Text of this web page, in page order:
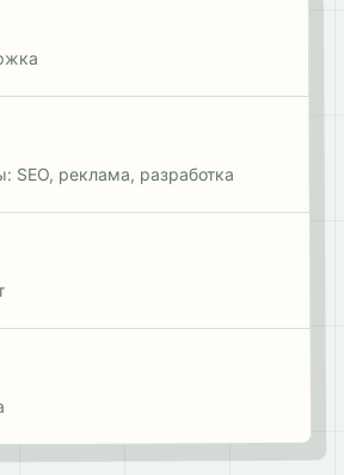
SEO, реклама, разработка